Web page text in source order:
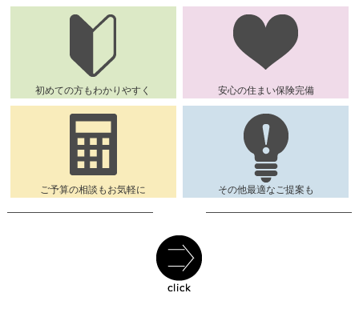
初めての方もわかりやすく 安心の住まい保険完備
ご予算の相談もお気軽に その他最適なご提案も